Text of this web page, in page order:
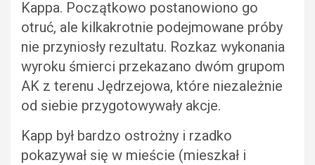
Kappa. Początkowo postanowiono go
otruć, ale kilkakrotnie podejmowane próby
nie przyniosły rezultatu. Rozkaz wykonania
wyroku śmierci przekazano dwóm grupom
AK z terenu Jędrzejowa, które niezależnie
od siebie przygotowywały akcje.
Kapp był bardzo ostrożny i rzadko
pokazywał się w mieście (mieszkał i